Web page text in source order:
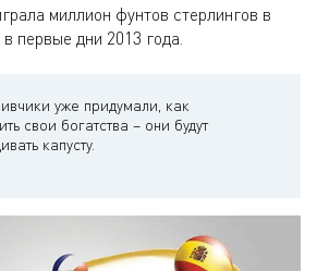
миллион фунтов стерлингов в
в первые дни 2013 года.
уже придумали, как
свои богатства – они будут
капусту.